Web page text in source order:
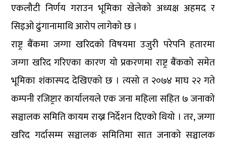
एकलौटी निर्णय गराउन भूमिका खेलेको अध्यक्ष अहमद र
सिइओ ढुंगानामाथि आरोप लागेको छ ।
राष्ट्र बैंकमा जग्गा खरिदको विषयमा उजुरी परेपनि हतारमा
जग्गा खरिद गरिएका कारण यो प्रकरणमा राष्ट्र बैंकको समेत
भूमिका शंकास्पद देखिएको छ । त्यसो त २०७४ माघ २२ गते
कम्पनी रजिष्ट्रार कार्यालयले एक जना महिला सहित ७ जनाको
सञ्चालक समिति कायम राख्न निर्देशन दिएको थियो । तर, जग्गा
खरिद गर्दासम्म सञ्चालक समितिमा सात जनाको सञ्चालक